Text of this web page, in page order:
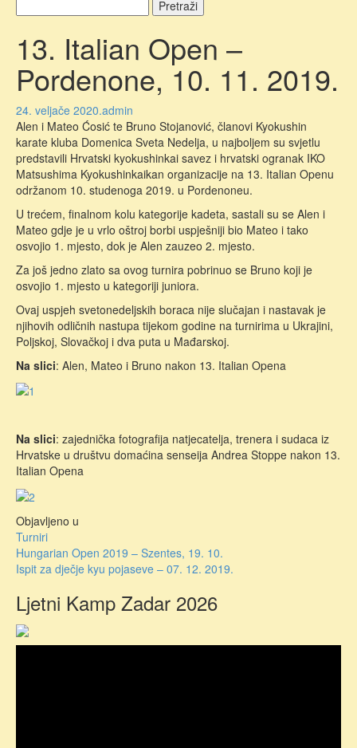
13. Italian Open –
Pordenone, 10. 11. 2019.
24. veljače 2020.admin
Alen i Mateo Ćosić te Bruno Stojanović, članovi Kyokushin
karate kluba Domenica Sveta Nedelja, u najboljem su svjetlu
predstavili Hrvatski kyokushinkai savez i hrvatski ogranak IKO
Matsushima Kyokushinkaikan organizacije na 13. Italian Openu
održanom 10. studenoga 2019. u Pordenoneu.
U trećem, finalnom kolu kategorije kadeta, sastali su se Alen i
Mateo gdje je u vrlo oštroj borbi uspješniji bio Mateo i tako
osvojio 1. mjesto, dok je Alen zauzeo 2. mjesto.
Za još jedno zlato sa ovog turnira pobrinuo se Bruno koji je
osvojio 1. mjesto u kategoriji juniora.
Ovaj uspjeh svetonedeljskih boraca nije slučajan i nastavak je
njihovih odličnih nastupa tijekom godine na turnirima u Ukrajini,
Poljskoj, Slovačkoj i dva puta u Mađarskoj.
Na slici: Alen, Mateo i Bruno nakon 13. Italian Opena
Na slici: zajednička fotografija natjecatelja, trenera i sudaca iz
Hrvatske u društvu domaćina senseija Andrea Stoppe nakon 13.
Italian Opena
Objavljeno u
Turniri
Navigacija
objava
Hungarian Open 2019 – Szentes, 19. 10.
Ispit za dječje kyu pojaseve – 07. 12. 2019.
Ljetni Kamp Zadar 2026